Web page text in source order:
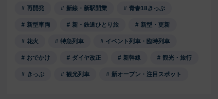
再開発 新線・新駅開業 青春18きっぷ
新型車両 新・鉄道ひとり旅 新型・更新
花火 特急列車 イベント列車・臨時列車
おでかけ ダイヤ改正 新幹線 観光・旅行
きっぷ 観光列車 新オープン・注目スポット